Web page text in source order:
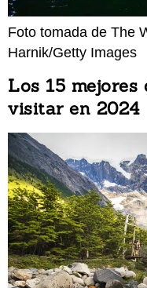
Foto tomada de The
Harnik/Getty Images
Los 15 mejores
visitar en 2024